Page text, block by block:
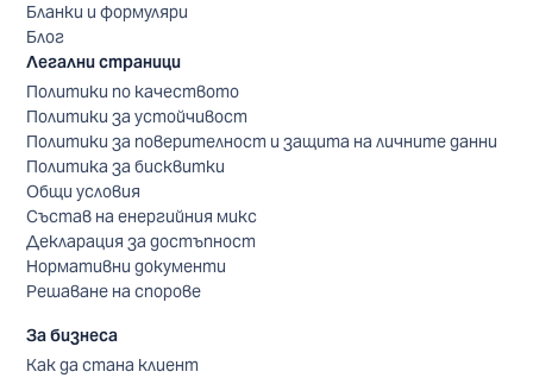
Бланки и формуляри
Блог
Легални страници
Политики по качеството
Политики за устойчивост
Политики за поверителност и защита на личните данни
Политика за бисквитки
Общи условия
Състав на енергийния микс
Декларация за достъпност
Нормативни документи
Решаване на спорове
За бизнеса
Как да стана клиент